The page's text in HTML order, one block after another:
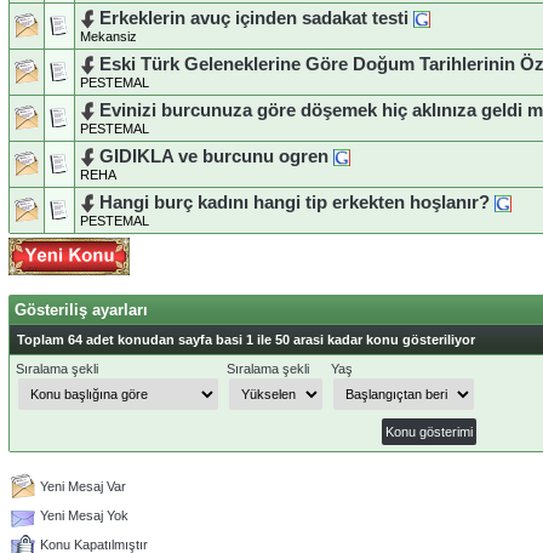
Erkeklerin avuç içinden sadakat testi
Mekansiz
Eski Türk Geleneklerine Göre Doğum Tarihlerinin
PESTEMAL
Evinizi burcunuza göre döşemek hiç aklınıza geldi
PESTEMAL
GIDIKLA ve burcunu ogren
REHA
Hangi burç kadını hangi tip erkekten hoşlanır?
PESTEMAL
Gösteriliş ayarları
Toplam 64 adet konudan sayfa basi 1 ile 50 arasi kadar konu gösteriliyor
Sıralama şekli
Sıralama şekli Yaş
Yeni Mesaj Var
Yeni Mesaj Yok
Konu Kapatılmıştır